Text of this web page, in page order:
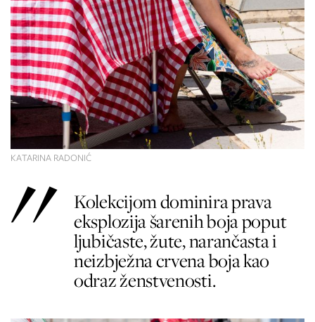
KATARINA RADONIĆ
Kolekcijom dominira prava
eksplozija šarenih boja poput
ljubičaste, žute, narančasta i
neizbježna crvena boja kao
odraz ženstvenosti.